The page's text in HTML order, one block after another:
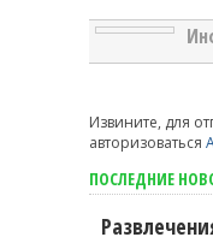
Извините, для
авторизоваться
ПОСЛЕДНИЕ